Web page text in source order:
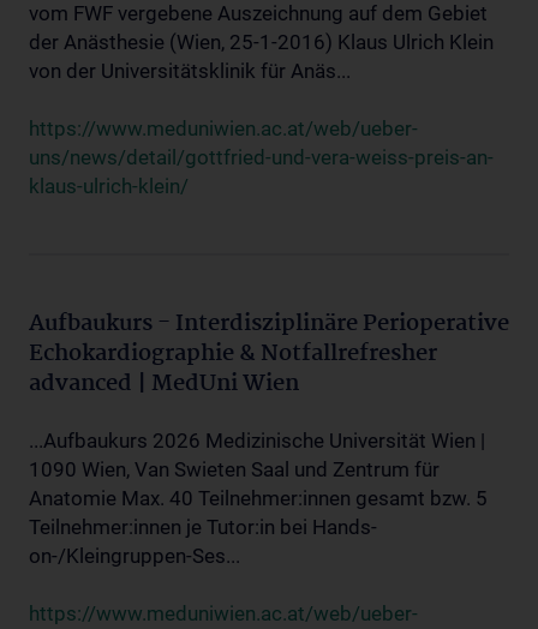
vom FWF vergebene Auszeichnung auf dem Gebiet
der Anästhesie (Wien, 25-1-2016) Klaus Ulrich Klein
von der Universitätsklinik für Anäs...
https://www.meduniwien.ac.at/web/ueber-
uns/news/detail/gottfried-und-vera-weiss-preis-an-
klaus-ulrich-klein/
Aufbaukurs - Interdisziplinäre Perioperative
Echokardiographie & Notfallrefresher
advanced | MedUni Wien
...Aufbaukurs 2026 Medizinische Universität Wien |
1090 Wien, Van Swieten Saal und Zentrum für
Anatomie Max. 40 Teilnehmer:innen gesamt bzw. 5
Teilnehmer:innen je Tutor:in bei Hands-
on-/Kleingruppen-Ses...
https://www.meduniwien.ac.at/web/ueber-